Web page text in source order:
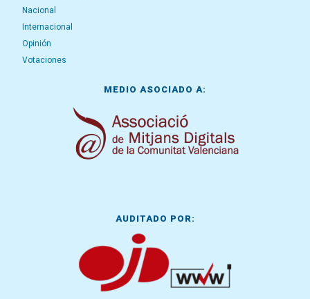
Nacional
Internacional
Opinión
Votaciones
MEDIO ASOCIADO A:
AUDITADO POR: